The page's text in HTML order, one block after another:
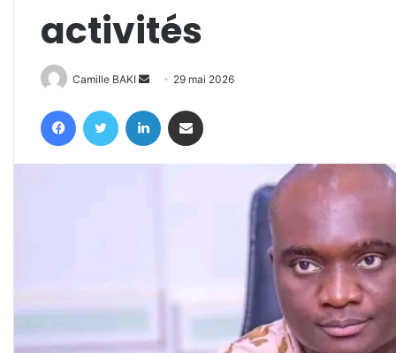
activités
Camille BAKI
Envoyer
courriel
29 mai 2026
FacebookTwitter Linkedin